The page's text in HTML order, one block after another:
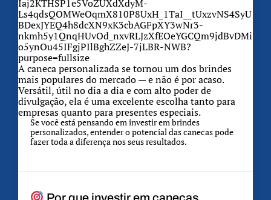
A caneca personalizada se tornou um dos brindes
mais populares do mercado — e não é por acaso.
Versátil, útil no dia a dia e com alto poder de
divulgação, ela é uma excelente escolha tanto para
empresas quanto para presentes especiais.
Se você está pensando em investir em brindes
personalizados, entender o potencial das canecas pode
fazer toda a diferença nos seus resultados.